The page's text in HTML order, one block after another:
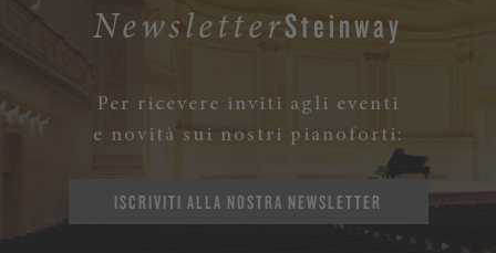
NewsletterSteinway
Per ricevere inviti agli eventi
e novità sui nostri pianoforti:
ISCRIVITI ALLA NOSTRA NEWSLETTER